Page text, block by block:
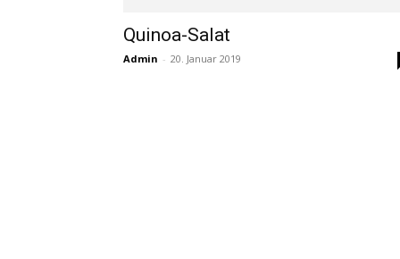
Quinoa-Salat
Admin - 20. Januar 2019